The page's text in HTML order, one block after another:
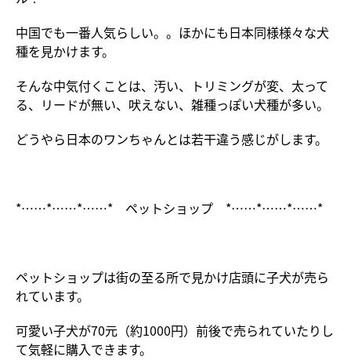
中国でも一番人気らしい。。ほかにも日本同様様々な犬
種を見かけます。
そんな中気付くことは、汚い、トリミングが変、太って
る、リードが無い、吠えない、雑種っぽい犬種が多い。
どうやら日本のワンちゃんとは若干違う感じがします。
*……*……*……* ペットショップ *……*……*……*
ペットショップは街の至る所で見かけ店頭に子犬が売ら
れています。
可愛い子犬が70元（約1000円）前後で売られていたりし
て気軽に購入できます。